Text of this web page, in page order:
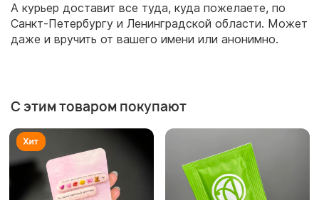
А курьер доставит все туда, куда пожелаете, по
Санкт-Петербургу и Ленинградской области. Может
даже и вручить от вашего имени или анонимно.
С этим товаром покупают